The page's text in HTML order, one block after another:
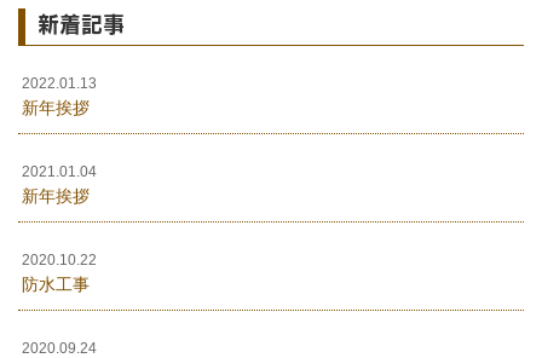
新着記事
2022.01.13
新年挨拶
2021.01.04
新年挨拶
2020.10.22
防水工事
2020.09.24